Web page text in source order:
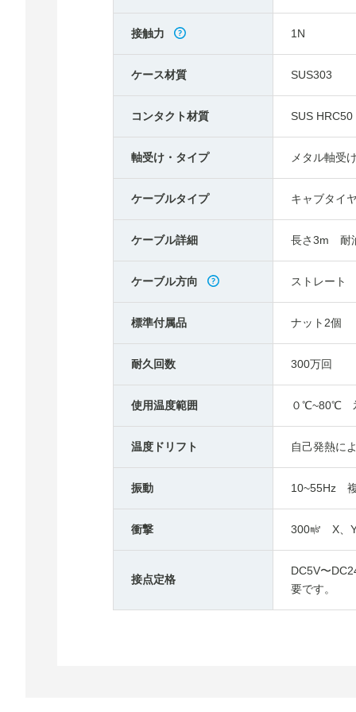
接触力 1N
ケース材質 SUS303
コンタクト材質 SUS HRC50
軸受け・タイプ メタル軸受け
ケーブルタイプ キャブタイヤ
ケーブル詳細 長さ3m 耐
ケーブル方向 ストレート
標準付属品 ナット2個
耐久回数 300万回
使用温度範囲 ０℃~80℃
温度ドリフト 自己発熱に
振動 10~55Hz
衝撃 300㎨ X、
接点定格
DC5V〜
要です。